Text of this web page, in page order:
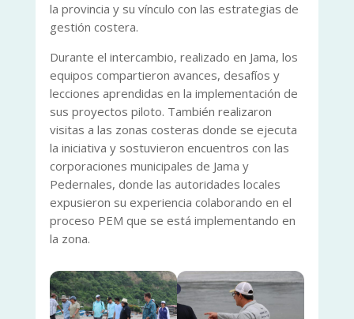
la provincia y su vínculo con las estrategias de
gestión costera.
Durante el intercambio, realizado en Jama, los
equipos compartieron avances, desafíos y
lecciones aprendidas en la implementación de
sus proyectos piloto. También realizaron
visitas a las zonas costeras donde se ejecuta
la iniciativa y sostuvieron encuentros con las
corporaciones municipales de Jama y
Pedernales, donde las autoridades locales
expusieron su experiencia colaborando en el
proceso PEM que se está implementando en
la zona.